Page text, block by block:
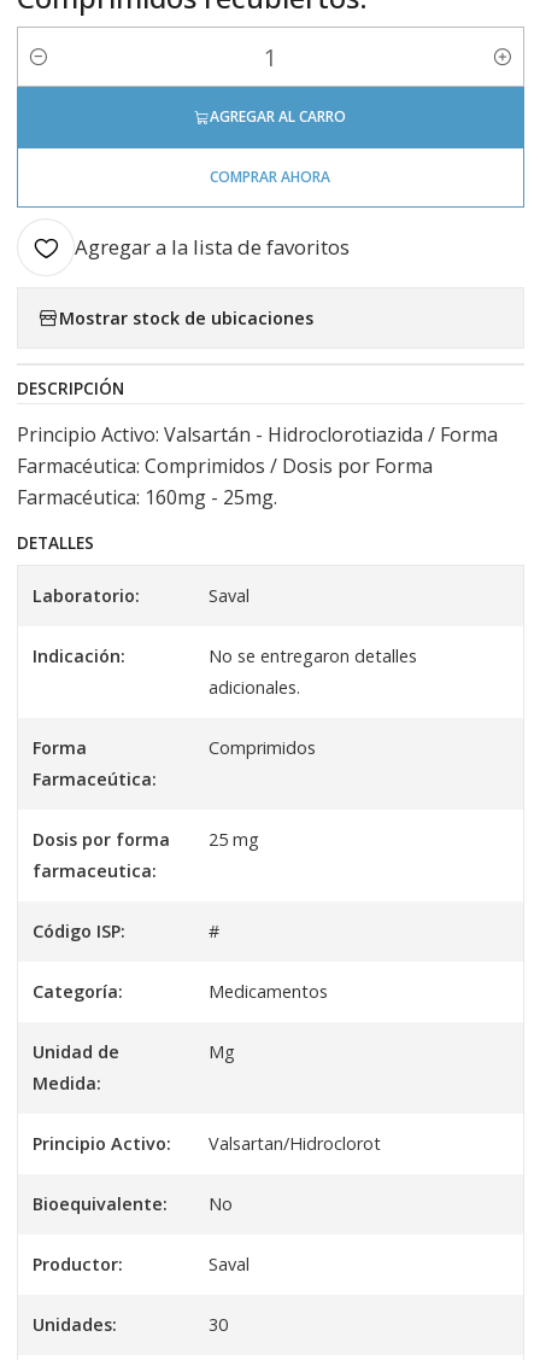
Cantidad
AGREGAR AL CARRO
COMPRAR AHORA
Agregar a la lista de favoritos
Mostrar stock de ubicaciones
DESCRIPCIÓN
Principio Activo: Valsartán - Hidroclorotiazida / Forma
Farmacéutica: Comprimidos / Dosis por Forma
Farmacéutica: 160mg - 25mg.
DETALLES
Laboratorio: Saval
Indicación:
No se entregaron detalles
adicionales.
Forma
Farmaceútica:
Comprimidos
Dosis por forma
farmaceutica:
25 mg
Código ISP: #
Categoría: Medicamentos
Unidad de
Medida:
Mg
Principio Activo: Valsartan/Hidroclorot
Bioequivalente: No
Productor: Saval
Unidades: 30